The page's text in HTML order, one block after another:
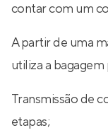
contar com um
A partir de uma
utiliza a
Transmissão de
etapas;